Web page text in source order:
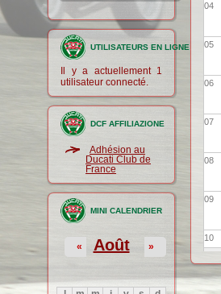
UTILISATEURS EN LIGNE
Il y a actuellement 1
utilisateur connecté.
DCF AFFILIAZIONE
Adhésion au
Ducati Club de
France
MINI CALENDRIER
Août
« »
04
05
06
07
08
09
10
11